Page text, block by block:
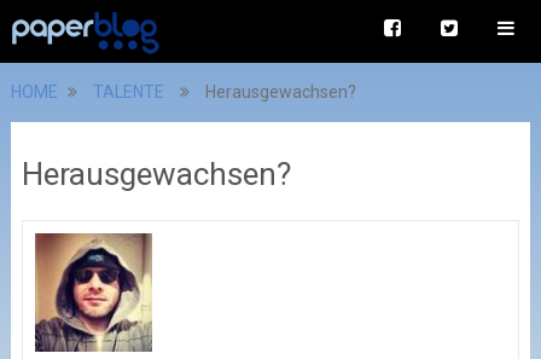
HOME TALENTE Herausgewachsen?
Herausgewachsen?